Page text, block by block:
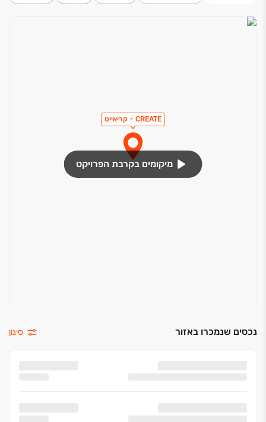
CREATE – קריאייט
מיקומים בקרבת הפרויקט
נכסים שנמכרו באזור סינון